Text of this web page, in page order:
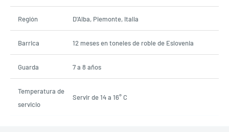
Región D'Alba, Piemonte, Italia
Barrica 12 meses en toneles de roble de Eslovenia
Guarda 7 a 8 años
Temperatura de
servicio
Servir de 14 a 16° C